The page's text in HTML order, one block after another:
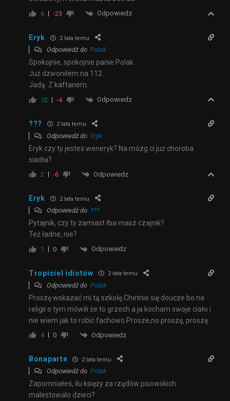
6 -23 Odpowiedz
Eryk 2 lata temu
Odpowiedź do Polak
Spokojnie, spokojnie panie Polak.
Już dzwoniłem na 112.
Jadą. Z kaftanem.
12 -4 Odpowiedz
??? 2 lata temu
Odpowiedź do Eryk
Eryk czy ty jesteś weneryk? Na mózg ci już choroba
siadła?
2 -6 Odpowiedz
Eryk 2 lata temu
Odpowiedź do ???
Pytajnik, czy ty zamiast łba masz czajnik?
Też ładne, nie?
1 0 Odpowiedz
Tropiciel idiotów 2 lata temu
Odpowiedź do Polak
Proszę wskazać mi tą szkołę.Chetnie się doucze bo na
religii o tym mówili że to grzech a ja kocham swoje ciało i
nie wiem jak to robić fachowo.Prosze,no proszę, proszę
4 0 Odpowiedz
Bonaparte 2 lata temu
Odpowiedź do Polak
Zapomniałeś, ilu księży za rządów pisowskich
malestowalo dzieci?